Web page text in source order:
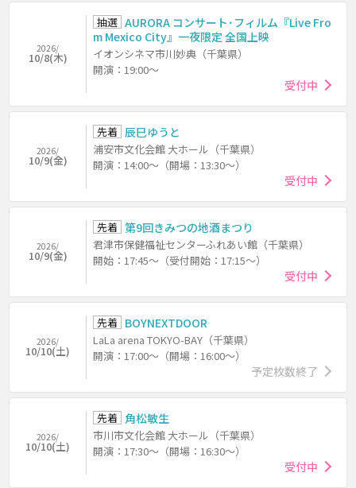
2026/
10/8(木)
抽選 AURORA コンサート･フィルム『Live Fro
m Mexico City』一夜限定 全国上映
イオンシネマ市川妙典（千葉県）
開演：19:00～
受付中
2026/
10/9(金)
先着 辰巳ゆうと
浦安市文化会館 大ホール（千葉県）
開演：14:00～（開場：13:30～）
受付中
2026/
10/9(金)
先着 第9回きみつの地酒まつり
君津市保健福祉センターふれあい館（千葉県）
開始：17:45～（受付開始：17:15～）
受付中
2026/
10/10(土)
先着 BOYNEXTDOOR
LaLa arena TOKYO-BAY（千葉県）
開演：17:00～（開場：16:00～）
予定枚数終了
2026/
10/10(土)
先着 角松敏生
市川市文化会館 大ホール（千葉県）
開演：17:30～（開場：16:30～）
受付中